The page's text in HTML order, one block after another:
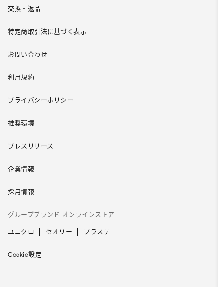
交換・返品
特定商取引法に基づく表示
お問い合わせ
利用規約
プライバシーポリシー
推奨環境
プレスリリース
企業情報
採用情報
グループブランド オンラインストア
ユニクロ セオリー プラステ
Cookie設定